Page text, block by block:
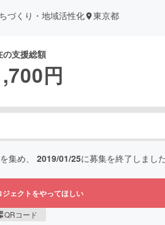
づくり・地域活性化 東京都
の支援総額
円
集め、 2019/01/25に募集を終了しました
ジェクトをやってほしい
QRコード